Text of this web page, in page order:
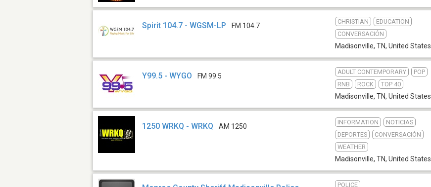
Spirit 104.7 - WGSM-LP FM 104.7
CHRISTIAN
EDUCATION
CONVERSACIÓN
Madisonville, TN, United States
Y99.5 - WYGO FM 99.5
ADULT CONTEMPORARY
POP
RNB
ROCK TOP 40
Madisonville, TN, United States
1250 WRKQ - WRKQ AM 1250
INFORMATION
NOTICIAS
DEPORTES
CONVERSACIÓN
WEATHER
Madisonville, TN, United States
POLICE